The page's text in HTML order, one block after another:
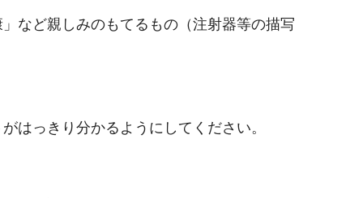
など親しみのもてるもの（注射器等の描写
はっきり分かるようにしてください。